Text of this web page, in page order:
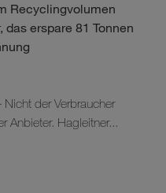
Recyclingvolumen
erspare 81 Tonnen
der Verbraucher
Anbieter. Hagleitner...